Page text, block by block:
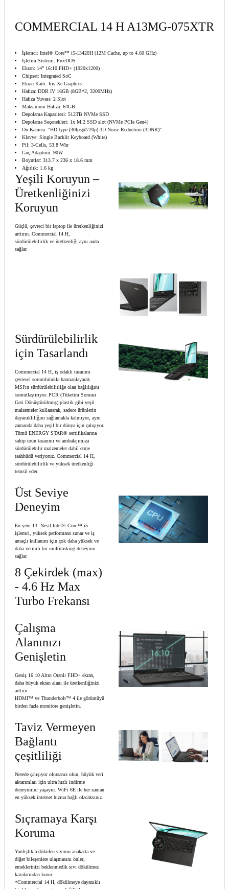
COMMERCIAL 14 H A13MG-075XTR
İşlemci: Intel® Core™ i5-13420H (12M Cache, up to 4.60 GHz)
İşletim Sistemi: FreeDOS
Ekran: 14” 16:10 FHD+ (1920x1200)
Chipset: Integrated SoC
Ekran Kartı: Iris Xe Graphics
Hafıza: DDR IV 16GB (8GB*2, 3200MHz)
Hafıza Yuvası: 2 Slot
Maksimum Hafıza: 64GB
Depolama Kapasitesi: 512TB NVMe SSD
Depolama Seçenekleri: 1x M.2 SSD slot (NVMe PCIe Gen4)
Ön Kamera: "HD type (30fps@720p) 3D Noise Reduction (3DNR)"
Klavye: Single Backlit Keyboard (White)
Pil: 3-Cells, 53.8 Whr
Güç Adaptörü: 90W
Boyutlar: 313.7 x 236 x 18.6 mm
Ağırlık: 1.6 kg
Yeşili Koruyun –
Üretkenliğinizi
Koruyun
Güçlü, çevreci bir laptop ile üretkenliğinizi
arttırın. Commercial 14 H,
sürdürülebilirlik ve üretkenliği aynı anda
sağlar.
Sürdürülebilirlik
için Tasarlandı
Commercial 14 H, iş odaklı tasarımı
çevresel sorumlulukla harmanlayarak
MSI'ın sürdürülebilirliğe olan bağlılığını
somutlaştırıyor. PCR (Tüketim Sonrası
Geri Dönüştürülmüş) plastik gibi yeşil
malzemeler kullanarak, sadece ürünlerin
dayanıklılığını sağlamakla kalmıyor, aynı
zamanda daha yeşil bir dünya için çalışıyor.
Tümü ENERGY STAR® sertifikalarına
sahip ürün tasarımı ve ambalajımıza
sürdürülebilir malzemeler dahil etme
taahhüdü veriyoruz. Commercial 14 H,
sürdürülebilirlik ve yüksek üretkenliği
temsil eder.
Üst Seviye
Deneyim
En yeni 13. Nesil Intel® Core™ i5
işlemci, yüksek performans sunar ve iş
amaçlı kullanım için çok daha yüksek ve
daha verimli bir multitasking deneyimi
sağlar.
8 Çekirdek (max)
- 4.6 Hz Max
Turbo Frekansı
Çalışma
Alanınızı
Genişletin
Geniş 16:10 Altın Oranlı FHD+ ekran,
daha büyük ekran alanı ile üretkenliğinizi
arttırır.
HDMI™ ve Thunderbolt™ 4 ile görüntüyü
birden fazla monitöre genişletin.
Taviz Vermeyen
Bağlantı
çeşitliliği
Nerede çalışıyor olursanız olun, büyük veri
aktarımları için ultra hızlı indirme
deneyimini yaşayın. WiFi 6E ile her zaman
en yüksek internet hızına bağlı olacaksınız.
Sıçramaya Karşı
Koruma
Yanlışlıkla dökülen sıvının anakarta ve
diğer bileşenlere ulaşmasını önler,
emeklerinizi beklenmedik sıvı dökülmesi
kazalarından korur.
*Commercial 14 H, dökülmeye dayanıklı